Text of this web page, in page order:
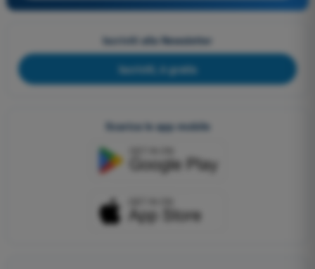
Iscriviti alla Newsletter
Iscriviti, è gratis
Scarica le app mobile